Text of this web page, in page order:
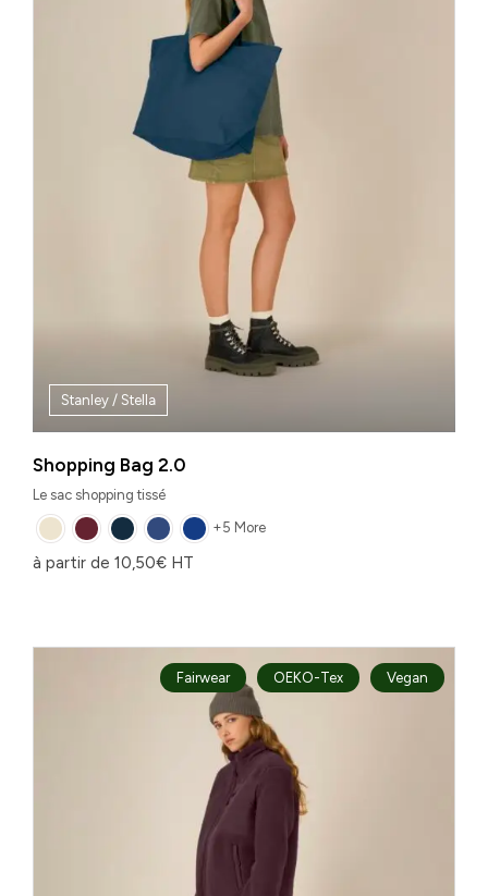
Stanley / Stella
Shopping Bag 2.0
Le sac shopping tissé
+5 More
à partir de 10,50€ HT
Fairwear OEKO-Tex Vegan